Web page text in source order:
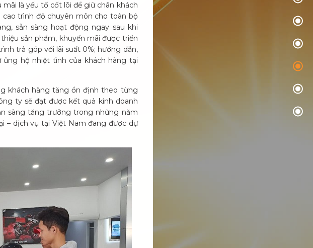
là yếu tố cốt lõi để giữ chân khách
trình độ chuyên môn cho toàn bộ
sẵn sàng hoạt động ngay sau khi
sản phẩm, khuyến mãi được triển
trả góp với lãi suất 0%; hướng dẫn,
ủng hộ nhiệt tình của khách hàng tại
khách hàng tăng ổn định theo từng
ty sẽ đạt được kết quả kinh doanh
sàng tăng trưởng trong những năm
– dịch vụ tại Việt Nam đang được dự